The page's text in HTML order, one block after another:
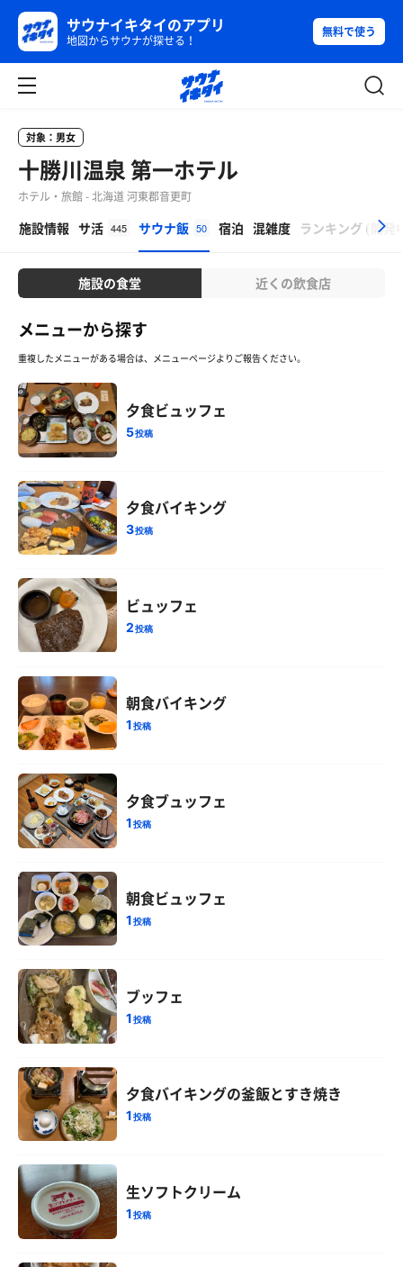
サウナイキタイのアプリ
地図からサウナが探せる！
無料で使う
対象：男女
十勝川温泉 第一ホテル
ホテル・旅館 - 北海道 河東郡音更町
施設情報 サ活 445 サウナ飯 50 宿泊 混雑度 ランキング ( 開発
施設の食堂 近くの飲食店
メニューから探す
重複したメニューがある場合は、メニューページよりご報告ください。
夕食ビュッフェ
5投稿
夕食バイキング
3投稿
ビュッフェ
2投稿
朝食バイキング
1投稿
夕食ブュッフェ
1投稿
朝食ビュッフェ
1投稿
ブッフェ
1投稿
夕食バイキングの釜飯とすき焼き
1投稿
生ソフトクリーム
1投稿